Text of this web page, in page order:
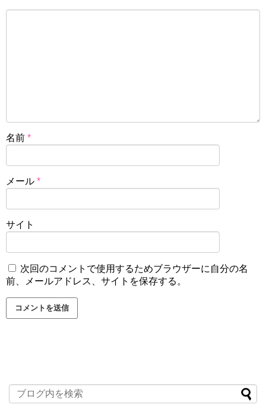
引用元：
小林有吾先生の顔写真や画像は見つかりませんでした。
自画像は、サメがパーカーを着ているイラストで描かれて
いることが多いです。
ン会などでは特にかぶり物などせず出演しているようなの
で、何かイベントがある際にはさわやかな小林有吾先生に
名前 *
メール *
サイト
次回のコメントで使用するためブラウザーに自分の名
前、メールアドレス、サイトを保存する。